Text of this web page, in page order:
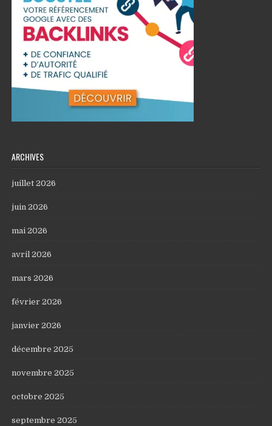
ARCHIVES
juillet 2026
juin 2026
mai 2026
avril 2026
mars 2026
février 2026
janvier 2026
décembre 2025
novembre 2025
octobre 2025
septembre 2025